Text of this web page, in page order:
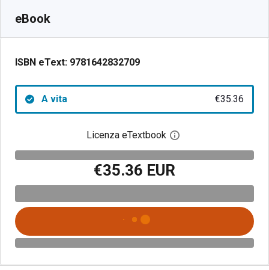
eBook
ISBN eText: 9781642832709
A vita €35.36
Licenza eTextbook Apri la finestra di
€35.36 EUR